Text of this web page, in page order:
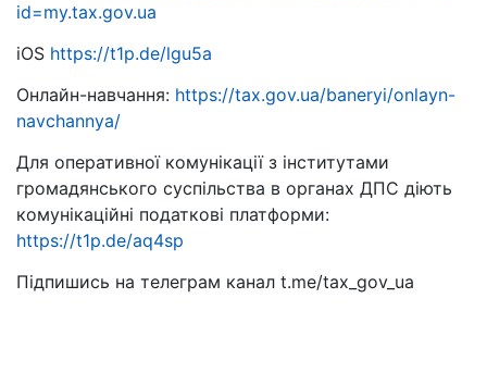
id=my.tax.gov.ua
iOS https://t1p.de/lgu5a
Онлайн-навчання: https://tax.gov.ua/baneryi/onlayn-
navchannya/
Для оперативної комунікації з інститутами
громадянського суспільства в органах ДПС діють
комунікаційні податкові платформи:
https://t1p.de/aq4sp
Підпишись на телеграм канал t.me/tax_gov_ua